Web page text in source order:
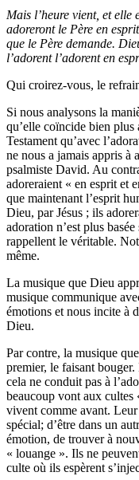
Mais l’heure vient, et elle
adoreront le Père en
que le Père demande.
l’adorent l’adorent en
Qui croirez-vous, le
Si nous analysons la
qu’elle coïncide bien plus
Testament qu’avec
ne nous a jamais appris à
psalmiste David. Au
adoreraient « en esprit et
que maintenant l’esprit
Dieu, par Jésus ; ils
adoration n’est plus
rappellent le véritable.
même.
La musique que Dieu
musique communique
émotions et nous incite à
Dieu.
Par contre, la musique
premier, le faisant
cela ne conduit pas à
beaucoup vont aux cultes
vivent comme avant.
spécial; d’être dans un
émotion, de trouver à
« louange ». Ils ne
culte où ils espèrent